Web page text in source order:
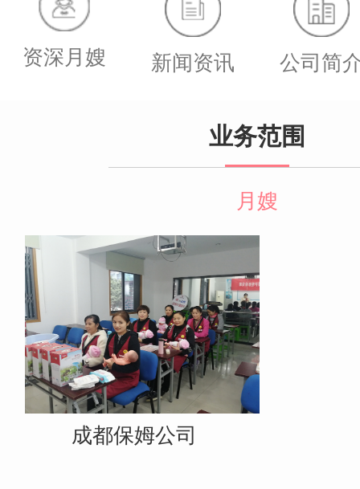
资深月嫂 新闻资讯 公司简
业务范围
月嫂
成都保姆公司